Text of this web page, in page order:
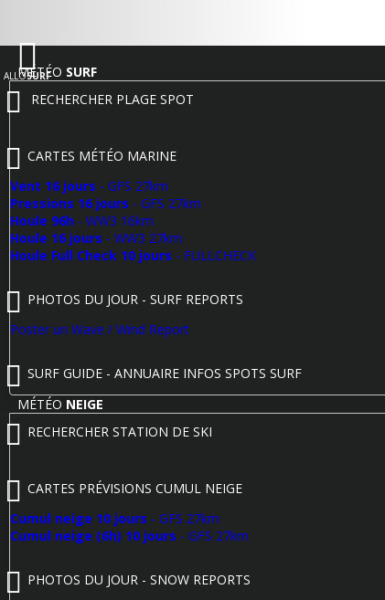
ALLOSURF
MÉTÉO SURF
RECHERCHER PLAGE SPOT
CARTES MÉTÉO MARINE
Vent 16 jours - GFS 27km
Pressions 16 jours - GFS 27km
Houle 96h - WW3 16km
Houle 16 jours - WW3 27km
Houle Full Check 10 jours - FULLCHECK
PHOTOS DU JOUR - SURF REPORTS
Poster un Wave / Wind Report
SURF GUIDE - ANNUAIRE INFOS SPOTS SURF
MÉTÉO NEIGE
RECHERCHER STATION DE SKI
CARTES PRÉVISIONS CUMUL NEIGE
Cumul neige 10 jours - GFS 27km
Cumul neige (6h) 10 jours - GFS 27km
PHOTOS DU JOUR - SNOW REPORTS